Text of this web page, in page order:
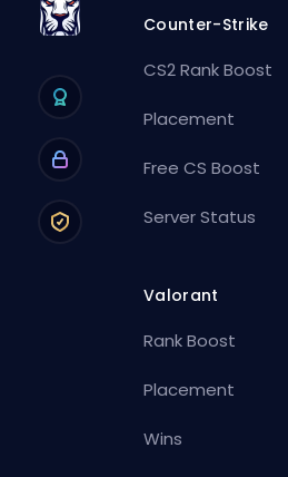
Counter-Strike
CS2 Rank Boost
Placement
Free CS Boost
Server Status
Valorant
Rank Boost
Placement
Wins